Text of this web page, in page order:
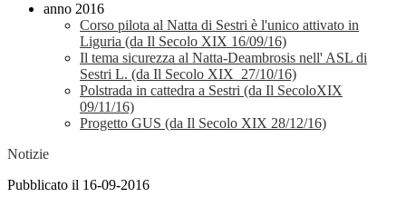
anno 2016
Corso pilota al Natta di Sestri è l'unico attivato in
Liguria (da Il Secolo XIX 16/09/16)
Il tema sicurezza al Natta-Deambrosis nell' ASL di
Sestri L. (da Il Secolo XIX 27/10/16)
Polstrada in cattedra a Sestri (da Il SecoloXIX
09/11/16)
Progetto GUS (da Il Secolo XIX 28/12/16)
Notizie
Pubblicato il 16-09-2016